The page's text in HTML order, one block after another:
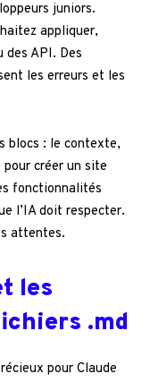
juniors.
appliquer,
des API. Des
les erreurs et les
blocs : le contexte,
créer un site
fonctionnalités
l’IA doit respecter.
attentes.
les
.md
pour Claude